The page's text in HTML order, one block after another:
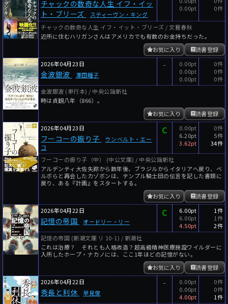
チャックの数奇な人生 イフ・イッ
ト・ブリーズ
スティーヴン・キング
0.00pt
0件
チャックの数奇な人生 イフ・イット・ブリーズ / 文藝春秋
近所に住むハリガンさんはアメリカでも有数のお金持ちだった。
読書登録
お気に入り
2026年04月23日
金波銀波 澤田瞳子
-
0.00pt
0.00pt
0.00pt
0件
0件
0件
金波銀波 (単行本) / 中央公論新社
時は貞観八年（866）。
読書登録
お気に入り
2026年04月23日
フーコーの振り子
ウンベルト・エー
コ
C
0.00pt
6.20pt
3.62pt
0件
5件
34件
フーコーの振り子（中） (中公文庫) / 中央公論新社
アルデンティ大佐失踪から数年後、ブラジルからイタリアへ戻り、ベ
ルボらと再会したカゾボンは、テンプル騎士団の伝言を記した書類に
戻り、ある『計画』をスタートする。
読書登録
お気に入り
2026年04月22日
記憶の帝国 オードリー・リー
C
6.00pt
6.00pt
4.50pt
1件
1件
2件
記憶の帝国 (新潮文庫 リ 10-1) / 新潮社
これは治療？ それとも人格改造？超高級精神医療施設ワイルダーに
入所したホープ・ナカノには、ここ1年ほどの記憶がない。
読書登録
お気に入り
2026年04月22日
秀長と利休 早見俊
-
0.00pt
0.00pt
4.00pt
0件
0件
1件